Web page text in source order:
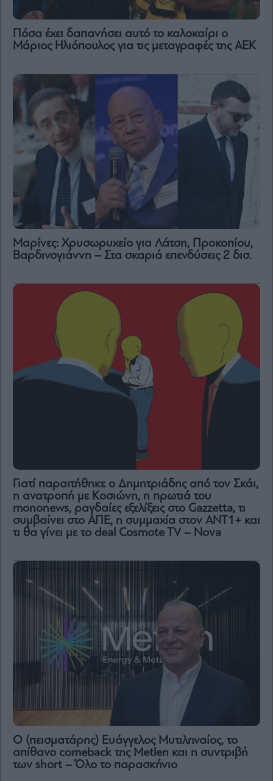
Πόσα έχει δαπανήσει αυτό το καλοκαίρι ο
Μάριος Ηλιόπουλος για τις μεταγραφές της ΑΕΚ
Μαρίνες: Χρυσωρυχείο για Λάτση, Προκοπίου,
Βαρδινογιάννη – Στα σκαριά επενδύσεις 2 δισ.
Γιατί παραιτήθηκε ο Δημητριάδης από τον Σκάι,
η ανατροπή με Κοσιώνη, η πρωτιά του
mononews, ραγδαίες εξελίξεις στο Gazzetta, τι
συμβαίνει στο ΑΠΕ, η συμμαχία στον ΑΝΤ1+ και
τι θα γίνει με το deal Cosmote TV – Nova
Ο (πεισματάρης) Ευάγγελος Μυτιληναίος, το
απίθανο comeback της Μetlen και η συντριβή
των short – Όλο το παρασκήνιο